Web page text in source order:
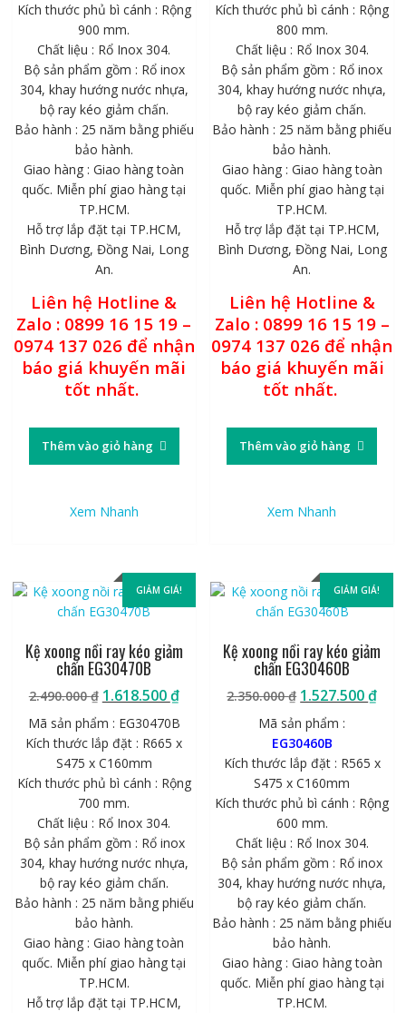
Kích thước phủ bì cánh : Rộng
900 mm.
Chất liệu : Rổ Inox 304.
Bộ sản phẩm gồm : Rổ inox
304, khay hướng nước nhựa,
bộ ray kéo giảm chấn.
Bảo hành : 25 năm bằng phiếu
bảo hành.
Giao hàng : Giao hàng toàn
quốc. Miễn phí giao hàng tại
TP.HCM.
Hỗ trợ lắp đặt tại TP.HCM,
Bình Dương, Đồng Nai, Long
An.
Liên hệ Hotline &
Zalo : 0899 16 15 19 –
0974 137 026 để nhận
báo giá khuyến mãi
tốt nhất.
Thêm vào giỏ hàng
Xem Nhanh
Kích thước phủ bì cánh : Rộng
800 mm.
Chất liệu : Rổ Inox 304.
Bộ sản phẩm gồm : Rổ inox
304, khay hướng nước nhựa,
bộ ray kéo giảm chấn.
Bảo hành : 25 năm bằng phiếu
bảo hành.
Giao hàng : Giao hàng toàn
quốc. Miễn phí giao hàng tại
TP.HCM.
Hỗ trợ lắp đặt tại TP.HCM,
Bình Dương, Đồng Nai, Long
An.
Liên hệ Hotline &
Zalo : 0899 16 15 19 –
0974 137 026 để nhận
báo giá khuyến mãi
tốt nhất.
Thêm vào giỏ hàng
Xem Nhanh
GIẢM GIÁ!
Kệ xoong nồi ray kéo giảm
chấn EG30470B
2.490.000₫ Giá
gốc
là:
2.490.000 ₫.
1.618.500₫Giá
hiện
tại
là:
1.618.500 ₫.
Mã sản phẩm : EG30470B
Kích thước lắp đặt : R665 x
S475 x C160mm
Kích thước phủ bì cánh : Rộng
700 mm.
Chất liệu : Rổ Inox 304.
Bộ sản phẩm gồm : Rổ inox
304, khay hướng nước nhựa,
bộ ray kéo giảm chấn.
Bảo hành : 25 năm bằng phiếu
bảo hành.
Giao hàng : Giao hàng toàn
quốc. Miễn phí giao hàng tại
TP.HCM.
Hỗ trợ lắp đặt tại TP.HCM,
GIẢM GIÁ!
Kệ xoong nồi ray kéo giảm
chấn EG30460B
2.350.000₫ Giá
gốc
là:
2.350.000 ₫.
1.527.500₫Giá
Mã sản phẩm :
EG30460B
Kích thước lắp đặt : R565 x
S475 x C160mm
Kích thước phủ bì cánh : Rộng
600 mm.
Chất liệu : Rổ Inox 304.
Bộ sản phẩm gồm : Rổ inox
304, khay hướng nước nhựa,
bộ ray kéo giảm chấn.
Bảo hành : 25 năm bằng phiếu
bảo hành.
Giao hàng : Giao hàng toàn
quốc. Miễn phí giao hàng tại
TP.HCM.